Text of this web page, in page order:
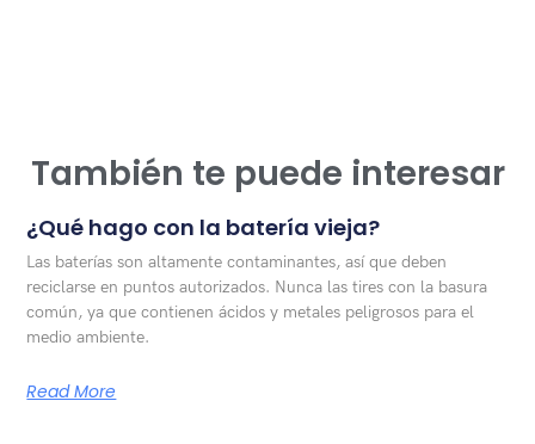
También te puede interesar
¿Qué hago con la batería vieja?
Las baterías son altamente contaminantes, así que deben
reciclarse en puntos autorizados. Nunca las tires con la basura
común, ya que contienen ácidos y metales peligrosos para el
medio ambiente.
Read More